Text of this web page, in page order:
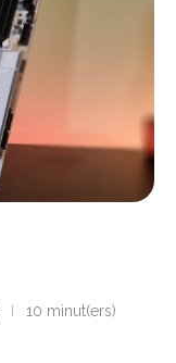
10 minut(ers)